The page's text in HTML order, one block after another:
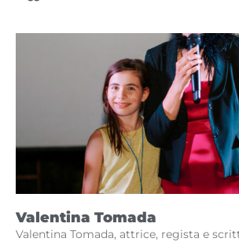
Valentina Tomada
Valentina Tomada, attrice, regista e